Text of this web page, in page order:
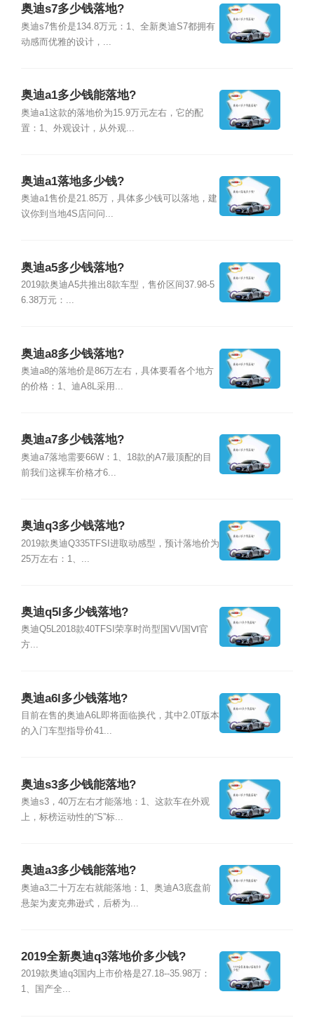
奥迪s7多少钱落地?
奥迪s7售价是134.8万元：1、全新奥迪S7都拥有
动感而优雅的设计，...
奥迪a1多少钱能落地?
奥迪a1这款的落地价为15.9万元左右，它的配
置：1、外观设计，从外观...
奥迪a1落地多少钱?
奥迪a1售价是21.85万，具体多少钱可以落地，建
议你到当地4S店问问...
奥迪a5多少钱落地?
2019款奥迪A5共推出8款车型，售价区间37.98-5
6.38万元：...
奥迪a8多少钱落地?
奥迪a8的落地价是86万左右，具体要看各个地方
的价格：1、迪A8L采用...
奥迪a7多少钱落地?
奥迪a7落地需要66W：1、18款的A7最顶配的目
前我们这裸车价格才6...
奥迪q3多少钱落地?
2019款奥迪Q335TFSI进取动感型，预计落地价为
25万左右：1、...
奥迪q5l多少钱落地?
奥迪Q5L2018款40TFSI荣享时尚型国Ⅴ\/国Ⅵ官
方...
奥迪a6l多少钱落地?
目前在售的奥迪A6L即将面临换代，其中2.0T版本
的入门车型指导价41...
奥迪s3多少钱能落地?
奥迪s3，40万左右才能落地：1、这款车在外观
上，标榜运动性的“S”标...
奥迪a3多少钱能落地?
奥迪a3二十万左右就能落地：1、奥迪A3底盘前
悬架为麦克弗逊式，后桥为...
2019全新奥迪q3落地价多少钱?
2019款奥迪q3国内上市价格是27.18--35.98万：
1、国产全...